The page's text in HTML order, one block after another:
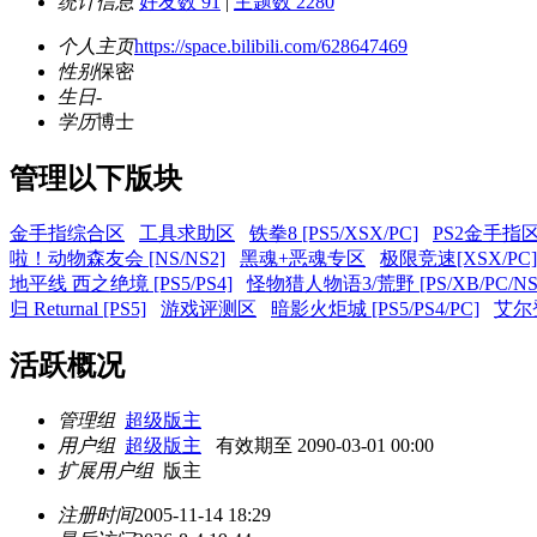
个人主页https://space.bilibili.com/628647469
性别保密
生日-
学历博士
管理以下版块
金手指综合区 工具求助区 铁拳8 [PS5/XSX/PC]
PS2金手指
啦！动物森友会 [NS/NS2]
黑魂+恶魂专区
极限竞速[XSX/PC]
地平线 西之绝境 [PS5/PS4]
怪物猎人物语3/荒野 [PS/XB/PC/
归 Returnal [PS5]
游戏评测区 暗影火炬城 [PS5/PS4/PC] 艾尔
活跃概况
管理组 超级版主
用户组 超级版主
有效期至 2090-03-01 00:00
扩展用户组 版主
注册时间2005-11-14 18:29